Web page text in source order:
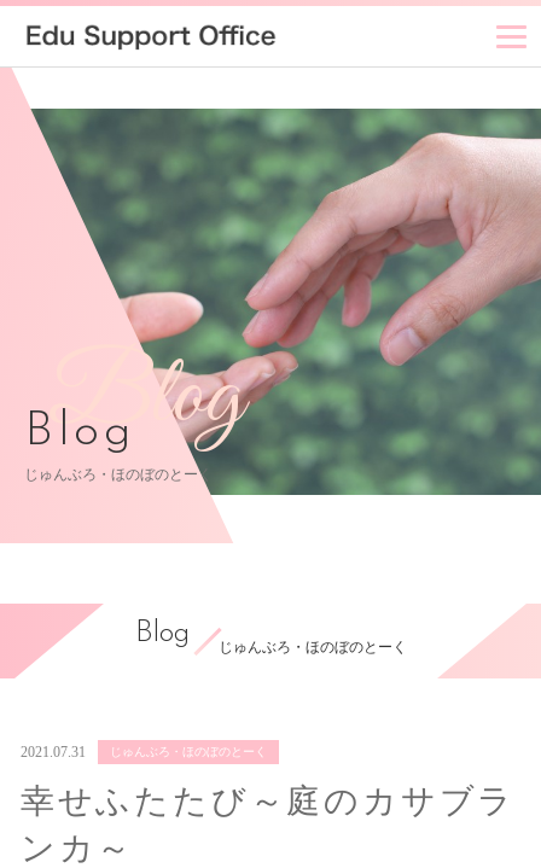
Blog
Blog
じゅんぶろ・ほのぼのとーく
Blog
じゅんぶろ・ほのぼのとーく
2021.07.31 じゅんぶろ・ほのぼのとーく
幸せふたたび～庭のカサブラ
ンカ～